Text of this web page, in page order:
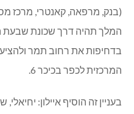
(בנק, מרפאה, קאנטרי, מרכז
המלך תהיה דרך שכונת שבעת
בדחיפות את רחוב תמר
המרכזית לכפר בכיכר 6.
בעניין זה הוסיף איילון: